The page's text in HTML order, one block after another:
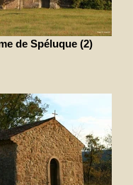
de Spéluque (2)